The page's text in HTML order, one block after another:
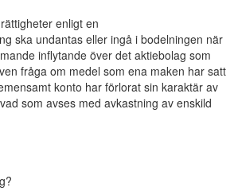
enligt en
ska undantas eller ingå i bodelningen när
inflytande över det aktiebolag som
fråga om medel som ena maken har satt
konto har förlorat sin karaktär av
som avses med avkastning av enskild